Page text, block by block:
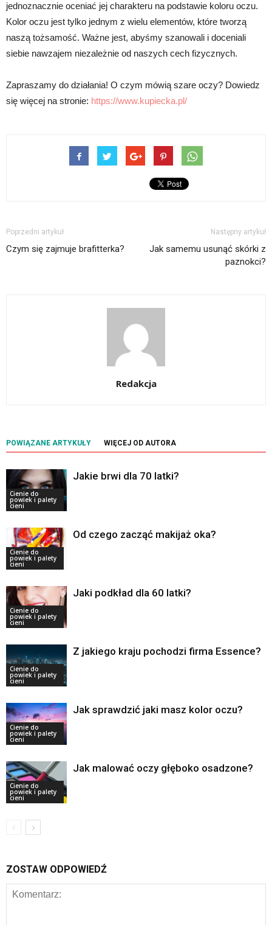
jednoznacznie oceniać jej charakteru na podstawie koloru oczu.
Kolor oczu jest tylko jednym z wielu elementów, które tworzą
naszą tożsamość. Ważne jest, abyśmy szanowali i doceniali
siebie nawzajem niezależnie od naszych cech fizycznych.
Zapraszamy do działania! O czym mówią szare oczy? Dowiedz
się więcej na stronie: https://www.kupiecka.pl/
Poprzedni artykuł
Czym się zajmuje brafitterka?
Następny artykuł
Jak samemu usunąć skórki z
paznokci?
Redakcja
POWIĄZANE ARTYKUŁY WIĘCEJ OD AUTORA
Cienie do
powiek i palety
cieni
Jakie brwi dla 70 latki?
Cienie do
powiek i palety
cieni
Od czego zacząć makijaż oka?
Cienie do
powiek i palety
cieni
Jaki podkład dla 60 latki?
Cienie do
powiek i palety
cieni
Z jakiego kraju pochodzi firma Essence?
Cienie do
powiek i palety
cieni
Jak sprawdzić jaki masz kolor oczu?
Cienie do
powiek i palety
cieni
Jak malować oczy głęboko osadzone?
ZOSTAW ODPOWIEDŹ